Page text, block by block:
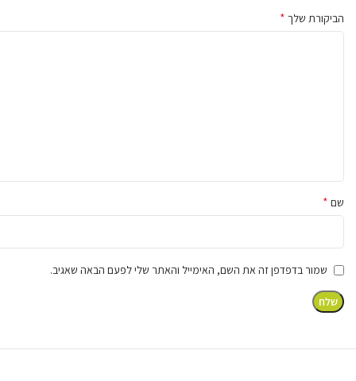
פארקים, גנים ציבוריים וטיילות
הביקורת שלך *
שם *
שמור בדפדפן זה את השם, האימייל והאתר שלי לפעם הבאה שאגיב.